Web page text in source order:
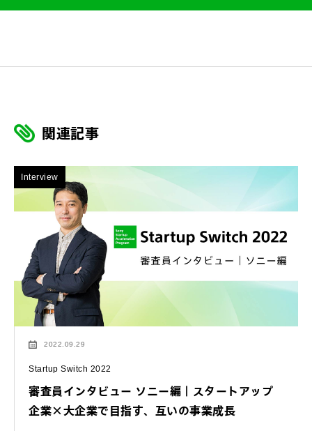
関連記事
Interview
2022.09.29
Startup Switch 2022
審査員インタビュー ソニー編｜スタートアップ
企業×大企業で目指す、互いの事業成長